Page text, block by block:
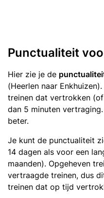
Punctualiteit
Hier zie je de
(Heerlen naar
treinen dat vertrokken
dan 5 minuten
beter.
Je kunt de punctualiteit
14 dagen als voor een
maanden). Opgeheven
vertraagde treinen, dus
treinen dat op tijd